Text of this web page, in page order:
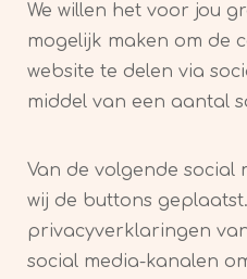
We willen het voor jou
mogelijk maken om de
website te delen via
middel van een aantal
Van de volgende social
wij de buttons
privacyverklaringen
social media-kanalen